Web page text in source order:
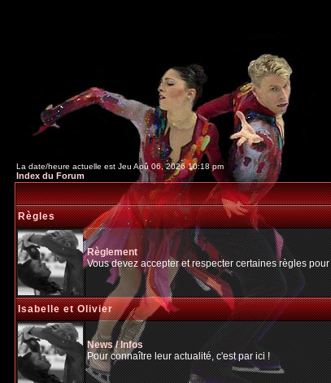
La date/heure actuelle est Jeu Aoû 06, 2026 10:18 pm
Index du Forum
Règles
Règlement
Vous devez accepter et respecter certaines règles
Isabelle et Olivier
News / Infos
Pour connaître leur actualité, c'est par ici !